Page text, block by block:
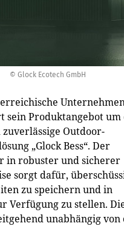
© Glock Ecotech GmbH
sein Produktangebot um
Outdoor-
„Glock Bess“. Der
in robuster und sicherer
sorgt dafür,
zu speichern und in
Verfügung zu stellen.
unabhängig